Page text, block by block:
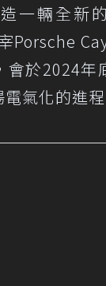
一輛全新
Porsche
會於2024
氣化的進